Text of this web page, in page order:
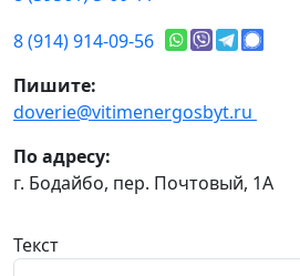
8 (914) 914-09-56
Пишите:
doverie@vitimenergosbyt.ru
По адресу:
г. Бодайбо, пер. Почтовый, 1А
Текст